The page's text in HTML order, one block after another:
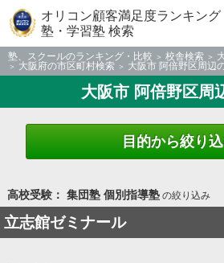
オリコン顧客満足度ランキング
塾・学習塾 検索
塾、スクールのランキング・比較 校舎検索
大阪府の市区町村検索
大阪市 阿倍野区周辺
大阪市 阿倍野区周
目的から絞り
高校受験： 集団塾 個別指導塾の絞り込み
立志館ゼミナール